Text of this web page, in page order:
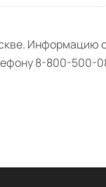
Информацию
8-800-500-